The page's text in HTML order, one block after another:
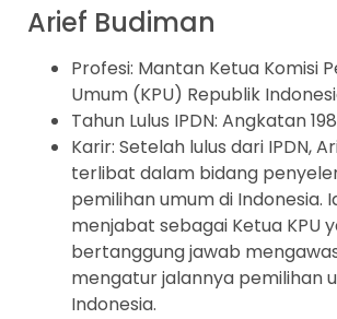
Arief Budiman
Profesi: Mantan Ketua Komisi
Umum (KPU) Republik
Tahun Lulus IPDN: Angkatan
Karir: Setelah lulus dari IPDN,
terlibat dalam bidang
pemilihan umum di Indonesia.
menjabat sebagai Ketua KPU
bertanggung jawab
mengatur jalannya pemilihan
Indonesia.